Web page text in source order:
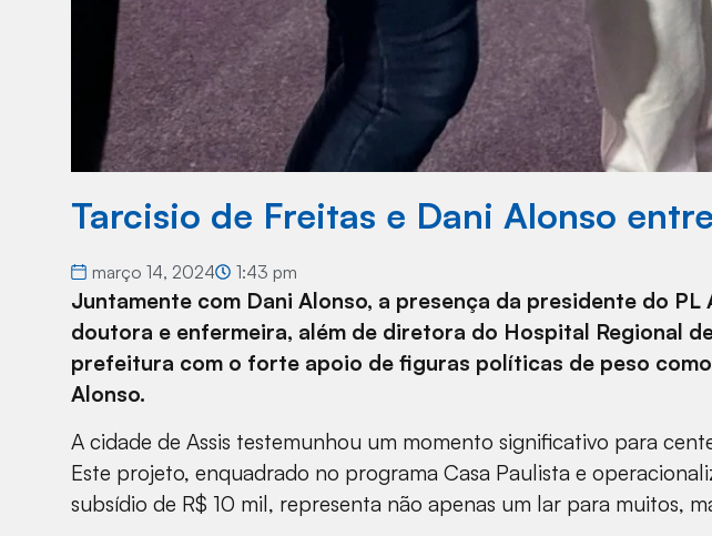
Tarcisio de Freitas e Dani Alonso
março 14, 2024 1:43 pm
Juntamente com Dani Alonso, a presença da presidente do
doutora e enfermeira, além de diretora do Hospital Regional
prefeitura com o forte apoio de figuras políticas de peso
Alonso.
A cidade de Assis testemunhou um momento significativo para
Este projeto, enquadrado no programa Casa Paulista e
subsídio de R$ 10 mil, representa não apenas um lar para muitos,